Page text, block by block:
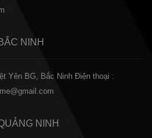
BẮC NINH
Yên BG, Bắc Ninh Điện thoại :
NINH